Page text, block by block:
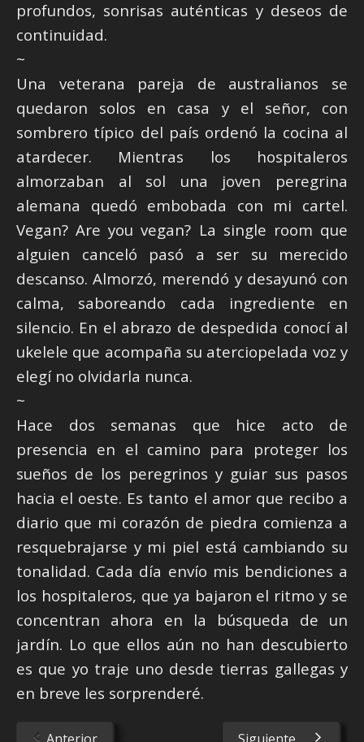
profundos, sonrisas auténticas y deseos de
continuidad.
~
Una veterana pareja de australianos se
quedaron solos en casa y el señor, con
sombrero típico del país ordenó la cocina al
atardecer. Mientras los hospitaleros
almorzaban al sol una joven peregrina
alemana quedó embobada con mi cartel.
Vegan? Are you vegan? La single room que
alguien canceló pasó a ser su merecido
descanso. Almorzó, merendó y desayunó con
calma, saboreando cada ingrediente en
silencio. En el abrazo de despedida conocí al
ukelele que acompaña su aterciopelada voz y
elegí no olvidarla nunca.
~
Hace dos semanas que hice acto de
presencia en el camino para proteger los
sueños de los peregrinos y guiar sus pasos
hacia el oeste. Es tanto el amor que recibo a
diario que mi corazón de piedra comienza a
resquebrajarse y mi piel está cambiando su
tonalidad. Cada día envío mis bendiciones a
los hospitaleros, que ya bajaron el ritmo y se
concentran ahora en la búsqueda de un
jardín. Lo que ellos aún no han descubierto
es que yo traje uno desde tierras gallegas y
en breve les sorprenderé.